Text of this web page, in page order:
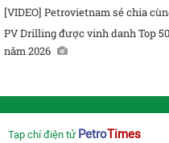
[VIDEO] Petrovietnam sẻ chia
PV Drilling được vinh danh Top
năm 2026
Tạp chí điện tử PetroTimes